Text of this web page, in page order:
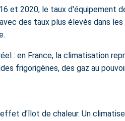
et 2020, le taux d'équipement
des taux plus élevés dans
: en France, la climatisation
frigorigènes, des gaz au
d'îlot de chaleur. Un